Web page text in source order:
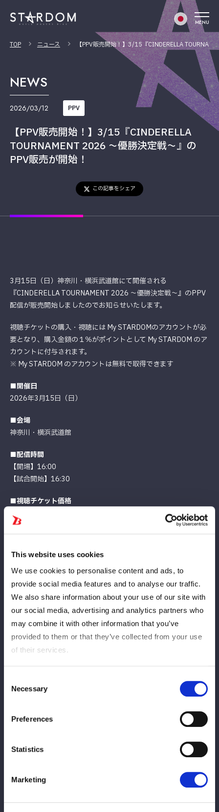
This website uses cookies
We use cookies to personalise content and ads, to
provide social media features and to analyse our traffic.
We also share information about your use of our site with
our social media, advertising and analytics partners who
may combine it with other information that you’ve
provided to them or that they’ve collected from your use
of their services.
Selection
Necessary
Preferences
Statistics
Marketing
MENU
TOP ニュース 【PPV販売開始！】3/15『CINDERELLA
NEWS
2026/03/12 PPV
【PPV販売開始！】3/15『CINDERELLA
TOURNAMENT 2026 ～優勝決定戦～』の
PPV販売が開始！
この記事をシェア
3月15日（日）神奈川・横浜武道館にて開催される
『CINDERELLA TOURNAMENT 2026 ～優勝決定戦～』のPPV
配信が販売開始しましたのでお知らせいたします。
視聴チケットの購入・視聴には My STARDOMのアカウントが必
要となり、購入金額の１％がポイントとして My STARDOM のア
カウントに付与されます。
※ My STARDOM のアカウントは無料で取得できます
■開催日
2026年3月15日（日）
■会場
神奈川・横浜武道館
■配信時間
【開場】16:00
【試合開始】16:30
■視聴チケット価格
4,400円（税込）
※別途システム手数料220円
2026年3月15日（日）12:00〜 2026年4月1日（水） 19:00ま
で
▼PPV購入はこちら！
国内：https://mystardom.wwr-stardom.com/638745364
5/
Overseas：https://intl.stagecrowd.live/9729852749/
■アーカイブ期間
※アーカイブ公開までは、しばらくお時間をいただく場合がござ
います。
場合がございます。
『CINDERELLA TOURNAMENT 2026 ～優勝決定戦～』
神奈川・横浜武道館
試合開始 16:30